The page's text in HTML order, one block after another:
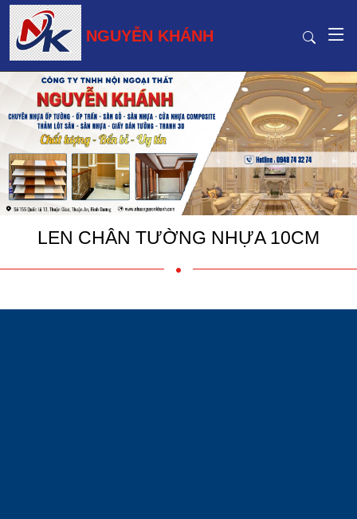
NGUYỄN KHÁNH
LEN CHÂN TƯỜNG NHỰA 10CM